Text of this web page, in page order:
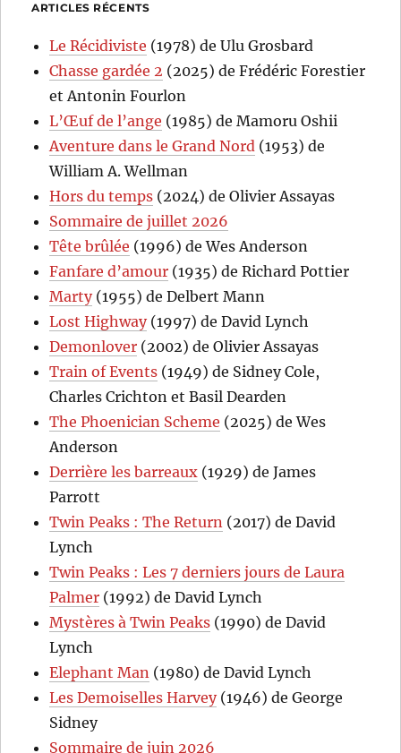
ARTICLES RÉCENTS
Le Récidiviste (1978) de Ulu Grosbard
Chasse gardée 2 (2025) de Frédéric Forestier
et Antonin Fourlon
L’Œuf de l’ange (1985) de Mamoru Oshii
Aventure dans le Grand Nord (1953) de
William A. Wellman
Hors du temps (2024) de Olivier Assayas
Sommaire de juillet 2026
Tête brûlée (1996) de Wes Anderson
Fanfare d’amour (1935) de Richard Pottier
Marty(1955) de Delbert Mann
Lost Highway(1997) de David Lynch
Demonlover (2002) de Olivier Assayas
Train of Events (1949) de Sidney Cole,
Charles Crichton et Basil Dearden
The Phoenician Scheme (2025) de Wes
Anderson
Derrière les barreaux (1929) de James
Parrott
Twin Peaks : The Return (2017) de David
Lynch
Twin Peaks : Les 7 derniers jours de Laura
Palmer (1992) de David Lynch
Mystères à Twin Peaks (1990) de David
Lynch
Elephant Man (1980) de David Lynch
Les Demoiselles Harvey(1946) de George
Sidney
Sommaire de juin 2026